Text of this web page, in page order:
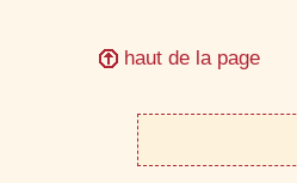
haut de la page